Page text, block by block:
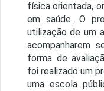
física orientada,
em saúde. O
utilização de um
acompanharem
forma de
foi realizado um
uma escola